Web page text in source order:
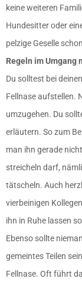
keine weiteren
Hundesitter oder
pelzige Geselle
Regeln im Umgang
Du solltest bei
Fellnase aufstellen.
umzugehen. Du
erläutern. So zum
man ihn gerade
streicheln darf,
tätscheln. Auch
vierbeinigen
ihn in Ruhe lassen
Ebenso sollte
gemeintes Teilen
Fellnase. Oft führt